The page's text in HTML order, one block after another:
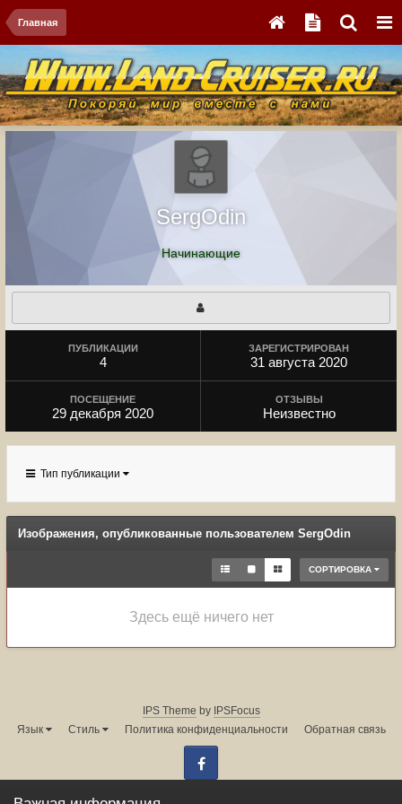
Главная
SergOdin
Начинающие
ПУБЛИКАЦИИ
4
ЗАРЕГИСТРИРОВАН
31 августа 2020
ПОСЕЩЕНИЕ
29 декабря 2020
ОТЗЫВЫ
Неизвестно
Тип публикации
Изображения, опубликованные пользователем SergOdin
СОРТИРОВКА
Здесь ещё ничего нет
IPS Theme by IPSFocus
Язык
Стиль Политика конфиденциальности Обратная связь
Администрация форума: